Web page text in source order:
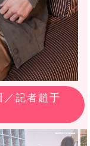
記者趙于